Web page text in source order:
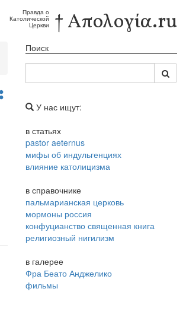
Правда о
Католической
Церкви † Απολογία.ru
Поиск
У нас ищут:
в статьях
pastor aeternus
мифы об индульгенциях
влияние католицизма
в справочнике
пальмарианская церковь
мормоны россия
конфуцианство священная книга
религиозный нигилизм
в галерее
Фра Беато Анджелико
фильмы